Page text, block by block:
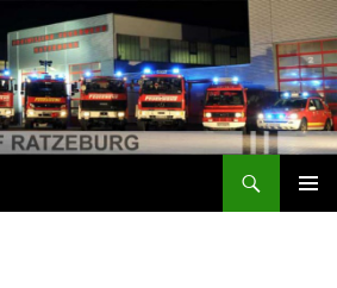
Förderverein der Freiwilligen Feuerwehr Ratzeburg